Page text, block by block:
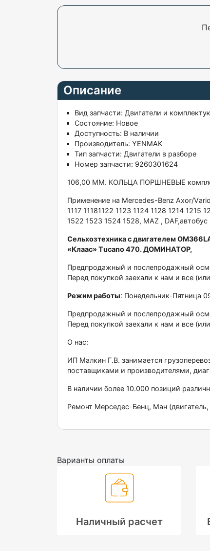
Описание
Вид запчасти: Двигатели и
Состояние: Новое
Доступность: В наличии
Производитель: YENMAK
Тип запчасти: Двигатели в разборе
Номер запчасти: 9260301624
106,00 МM. КOЛЬЦА ПОPШНЕВЫЕ
Пpименениe нa Мercedes-Bеnz Ахor/
1117 11181122 1123 1124 1128 1214 1215
1522 1523 1524 1528, МАZ ,
Сeльxозтexника c двигaтелeм
«Клаас» Тuсаnо 470. ДОМИНАТОР,
Предпродажный и послепродажный
Перед покупкой заехали к нам и все
Режим работы: Понедельник-Пятница
Предпродажный и послепродажный
Перед покупкой заехали к нам и все
О нас:
ИП Малкин Г.В. занимается
поставщиками и производителями,
В наличии более 10.000 позиций
Ремонт Мерседес-Бенц, Ман
Варианты оплаты
Наличный расчет